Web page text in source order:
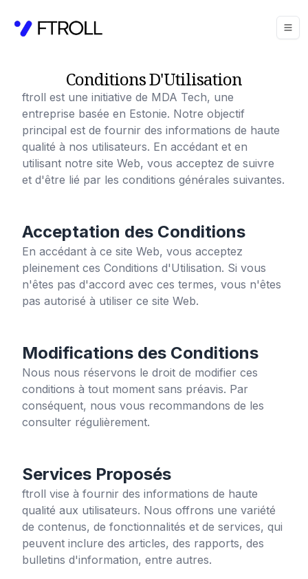
Conditions D'Utilisation
ftroll est une initiative de MDA Tech, une
entreprise basée en Estonie. Notre objectif
principal est de fournir des informations de haute
qualité à nos utilisateurs. En accédant et en
utilisant notre site Web, vous acceptez de suivre
et d'être lié par les conditions générales suivantes.
Acceptation des Conditions
En accédant à ce site Web, vous acceptez
pleinement ces Conditions d'Utilisation. Si vous
n'êtes pas d'accord avec ces termes, vous n'êtes
pas autorisé à utiliser ce site Web.
Modifications des Conditions
Nous nous réservons le droit de modifier ces
conditions à tout moment sans préavis. Par
conséquent, nous vous recommandons de les
consulter régulièrement.
Services Proposés
ftroll vise à fournir des informations de haute
qualité aux utilisateurs. Nous offrons une variété
de contenus, de fonctionnalités et de services, qui
peuvent inclure des articles, des rapports, des
bulletins d'information, entre autres.